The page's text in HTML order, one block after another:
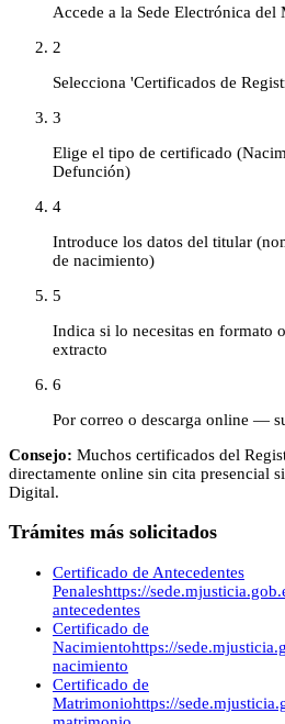
Accede a la Sede Electrónica del
2
Selecciona 'Certificados de
3
Elige el tipo de certificado
Defunción)
4
Introduce los datos del titular
de nacimiento)
5
Indica si lo necesitas en formato
extracto
6
Por correo o descarga online —
Consejo: Muchos certificados del
directamente online sin cita presencial
Digital.
Trámites más solicitados
Certificado de Antecedentes
Penaleshttps://
antecedentes
Certificado de
Nacimientohttps://
nacimiento
Certificado de
Matrimoniohttps://